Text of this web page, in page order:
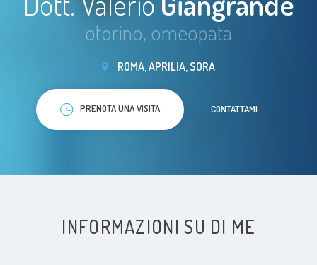
otorino, omeopata
ROMA, APRILIA, SORA
PRENOTA UNA VISITA CONTATTAMI
INFORMAZIONI SU DI ME